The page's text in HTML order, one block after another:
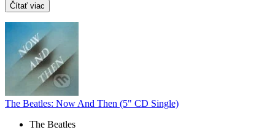
Čítať viac
The Beatles: Now And Then (5" CD Single)
The Beatles